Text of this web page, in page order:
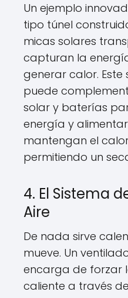
Un ejemplo
tipo túnel
micas solares
capturan la
generar calor. Este
puede
solar y baterías
energía y
mantengan el
permitiendo un
4. El Sistema
Aire
De nada sirve
mueve. Un
encarga de forzar
caliente a través